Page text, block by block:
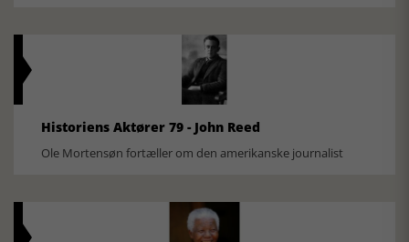
Historiens Aktører 79 - John Reed
Ole Mortensøn fortæller om den amerikanske journalist